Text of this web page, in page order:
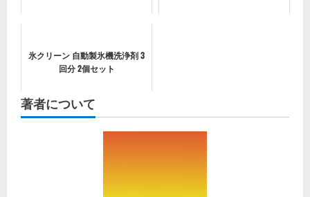
氷クリーン 自動製氷機洗浄剤 3
回分 2個セット
著者について